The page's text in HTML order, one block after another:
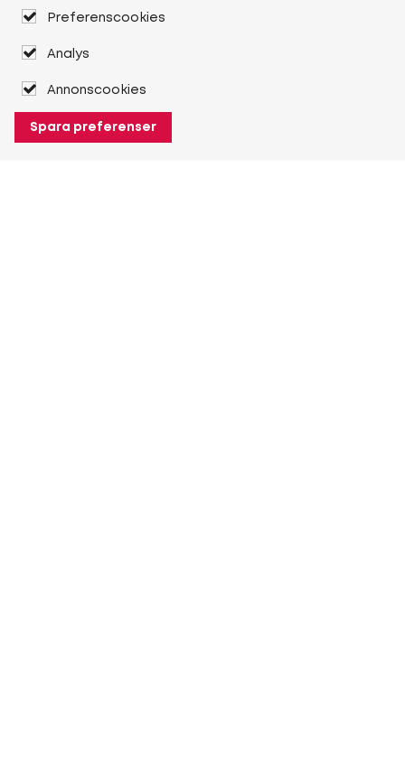
Preferenscookies
Analys
Annonscookies
Spara preferenser